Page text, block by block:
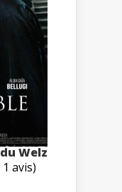
Welz
avis)